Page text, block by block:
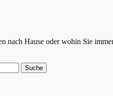
nach Hause oder wohin Sie